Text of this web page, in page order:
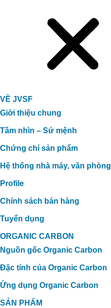
VỀ JVSF
Giới thiệu chung
Tầm nhìn – Sứ mệnh
Chứng chỉ sản phẩm
Hệ thống nhà máy, văn phòng
Profile
Chính sách bán hàng
Tuyển dụng
ORGANIC CARBON
Nguồn gốc Organic Carbon
Đặc tính của Organic Carbon
Ứng dụng Organic Carbon
SẢN PHẨM